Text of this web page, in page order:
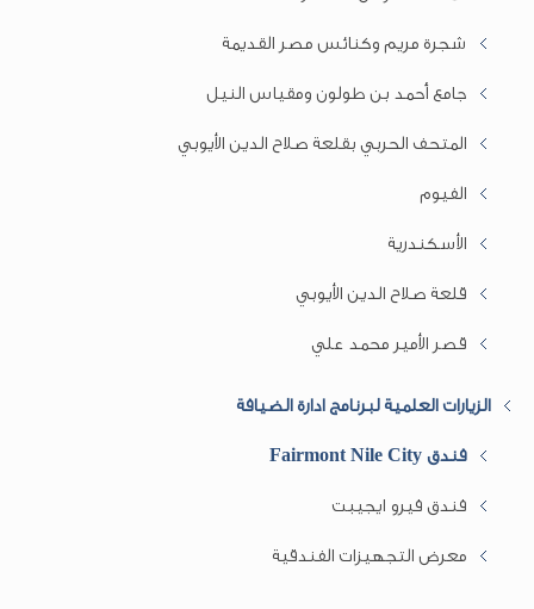
شجرة مريم وكنائس مصر القديمة
جامع أحمد بن طولون ومقياس النيل
المتحف الحربي بقلعة صلاح الدين الأيوبي
الفيوم
الأسكندرية
قلعة صلاح الدين الأيوبي
قصر الأمير محمد علي
الزيارات العلمية لبرنامج ادارة الضيافة
فندق Fairmont Nile City
فندق فيرو ايجيبت
معرض التجهيزات الفندقية